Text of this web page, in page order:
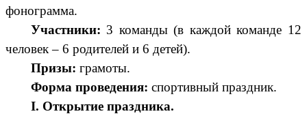
фонограмма.
Участники: 3 команды (в каждой команде 12
человек – 6 родителей и 6 детей).
Призы: грамоты.
Форма проведения: спортивный праздник.
I. Открытие праздника.